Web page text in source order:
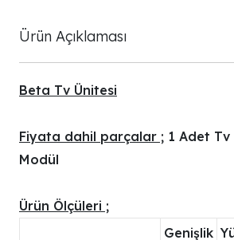
Ürün Açıklaması
Beta Tv Ünitesi
Fiyata dahil parçalar ; 1 Adet Tv
Modül
Ürün Ölçüleri ;
Genişlik